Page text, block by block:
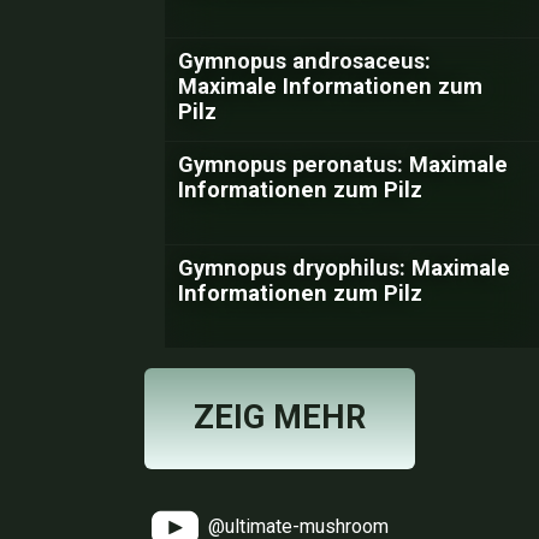
Gymnopus androsaceus:
Maximale Informationen zum
Pilz
Gymnopus peronatus: Maximale
Informationen zum Pilz
Gymnopus dryophilus: Maximale
Informationen zum Pilz
ZEIG MEHR
@ultimate-mushroom